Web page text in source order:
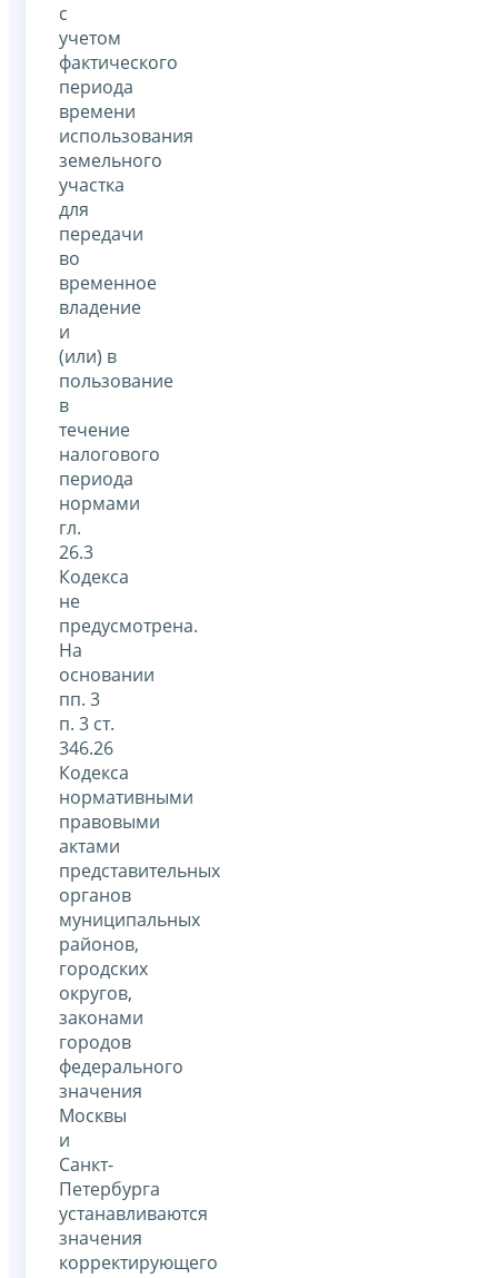
с
учетом
фактического
периода
времени
использования
земельного
участка
для
передачи
во
временное
владение
и
(или) в
пользование
в
течение
налогового
периода
нормами
гл.
26.3
Кодекса
не
предусмотрена.
На
основании
пп. 3
п. 3 ст.
346.26
Кодекса
нормативными
правовыми
актами
представительных
органов
муниципальных
районов,
городских
округов,
законами
городов
федерального
значения
Москвы
и
Санкт-
Петербурга
устанавливаются
значения
корректирующего